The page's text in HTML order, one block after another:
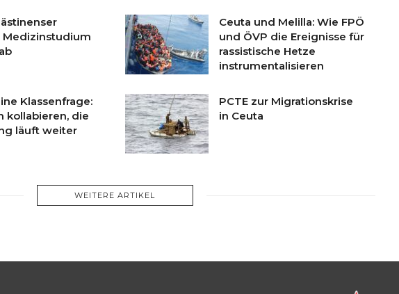
Medizinstudium
Ceuta und Melilla: Wie FPÖ
und ÖVP die Ereignisse für
rassistische Hetze
instrumentalisieren
Klassenfrage:
kollabieren, die
läuft weiter
PCTE zur Migrationskrise
in Ceuta
WEITERE ARTIKEL